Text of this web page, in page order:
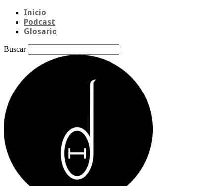
Inicio
Podcast
Glosario
Buscar